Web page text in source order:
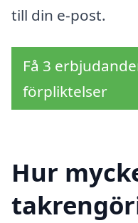
till din e-post.
Få 3
förpliktelser
Hur